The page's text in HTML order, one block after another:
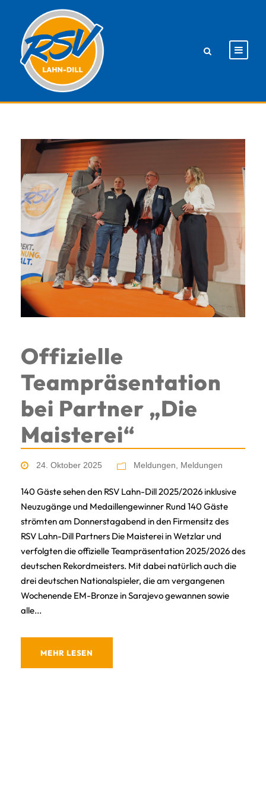
Offizielle
Teampräsentation
bei Partner „Die
Maisterei“
24. Oktober 2025 Meldungen Meldungen
140 Gäste sehen den RSV Lahn-Dill 2025/2026 inklusive
Neuzugänge und Medaillengewinner Rund 140 Gäste
strömten am Donnerstagabend in den Firmensitz des
RSV Lahn-Dill Partners Die Maisterei in Wetzlar und
verfolgten die offizielle Teampräsentation 2025/2026 des
deutschen Rekordmeisters. Mit dabei natürlich auch die
drei deutschen Nationalspieler, die am vergangenen
Wochenende EM-Bronze in Sarajevo gewannen sowie
alle...
MEHR LESEN